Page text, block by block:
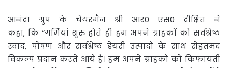
आनंदा ग्रुप के चेयरमैन श्री आर0 एस0 दीक्षित ने
कहा, कि ‘‘गर्मियां शुरु होते ही हम अपने ग्राहकों को सर्वश्रेष्ठ
स्वाद, पोषण और सर्वश्रेष्ठ डेयरी उत्पादों के साथ सेहतमंद
विकल्प प्रदान करते आये हैं। हम अपने ग्राहकों को किफायती